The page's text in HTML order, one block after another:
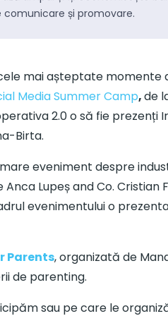
pe care
online
aplicații web-
de tururi
BTL), spoturi
Optimizare SEO
și promovare.
mai așteptate momente
Media Summer Camp,de
2.0 o să fie prezenți
Birta.
mare eveniment despre
Anca Lupeș and Co.
evenimentului o
Parents, organizată de
de parenting.
sau pe care le